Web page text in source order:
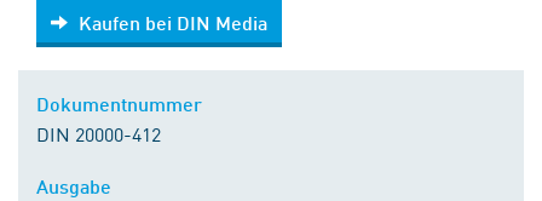
Kaufen bei DIN Media
Kaufen bei DIN Media
DIN 20000-412